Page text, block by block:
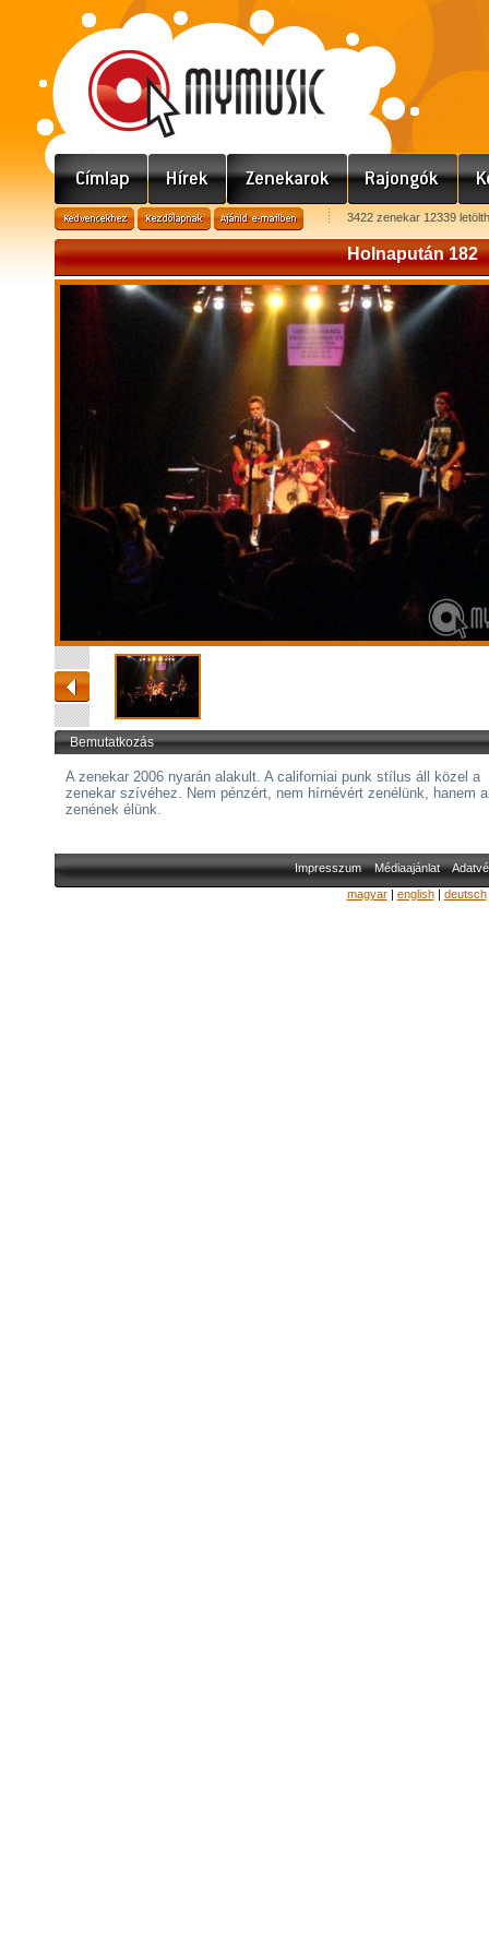
3422 zenekar 12339
Holnapután 182
Bemutatkozás
A zenekar 2006 nyarán alakult. A californiai punk stílus áll közel a
zenekar szívéhez. Nem pénzért, nem hírnévért zenélünk, hanem a
zenének élünk.
Impresszum Médiaajánlat
magyar| english| deutsch